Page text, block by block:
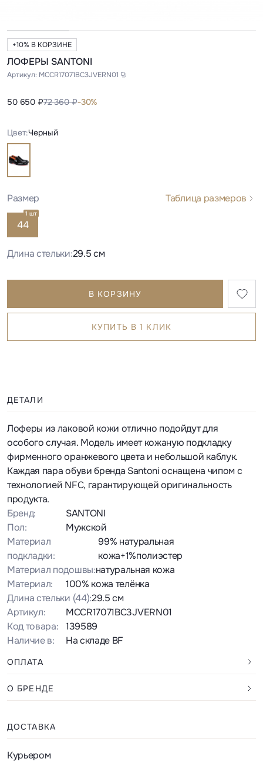
+10% В КОРЗИНЕ
ЛОФЕРЫ SANTONI
Артикул: MCCR17071BC3JVERN01
50 650 ₽72 360 ₽-30%
Цвет:Черный
Размер Таблица размеров
44
1 шт
Длина стельки:29.5 см
В КОРЗИНУ
КУПИТЬ В 1 КЛИК
ДЕТАЛИ
Лоферы из лаковой кожи отлично подойдут для
особого случая. Модель имеет кожаную подкладку
фирменного оранжевого цвета и небольшой каблук.
Каждая пара обуви бренда Santoni оснащена чипом с
технологией NFC, гарантирующей оригинальность
продукта.
Бренд:
SANTONI
Пол:
Мужской
Материал
подкладки:
99% натуральная
кожа+1%полиэстер
Материал подошвы:натуральная кожа
Материал:
100% кожа телёнка
Длина стельки (44):29.5 см
Артикул:
MCCR17071BC3JVERN01
Код товара:
139589
Наличие в:
На складе BF
ОПЛАТА
О БРЕНДЕ
ДОСТАВКА
Курьером